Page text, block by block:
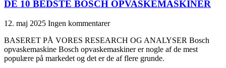
DE 10 BEDSTE BOSCH OPVASKEMASKINER
12. maj 2025 Ingen kommentarer
BASERET PÅ VORES RESEARCH OG ANALYSER Bosch
opvaskemaskine Bosch opvaskemaskiner er nogle af de mest
populære på markedet og det er de af flere grunde.